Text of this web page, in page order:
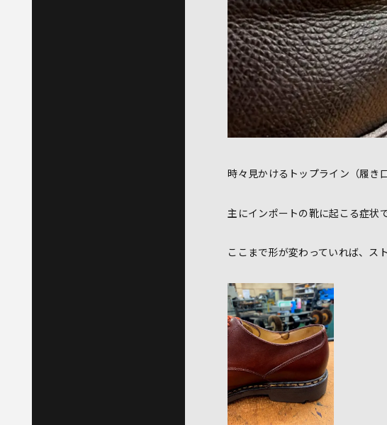
時々見かけるトップライン（履き
主にインポートの靴に起こる症状
ここまで形が変わっていれば、ス